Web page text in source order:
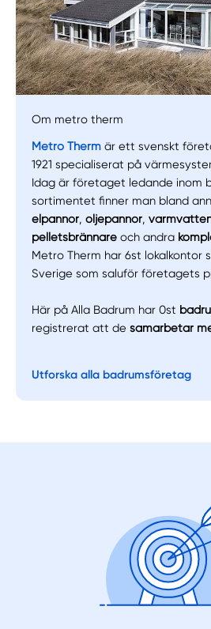
Manuellt Få hjälp
Välj tillvägagångssätt
Om metro therm
Metro Therm är ett svenskt
1921 specialiserat på
Idag är företaget ledande inom
sortimentet finner man bland
elpannor,oljepannor,
pelletsbrännareoch andra
Metro Therm har 6st lokalkontor
Sverige som saluför företagets
Här på Alla Badrum har 0st
registrerat att desamarbetar
Utforska alla badrumsföretag